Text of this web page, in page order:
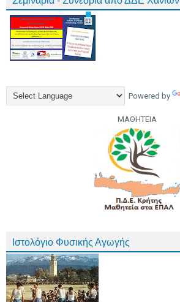
Powered by
ΜΑΘΗΤΕΙΑ
Ιστολόγιο Φυσικής Αγωγής